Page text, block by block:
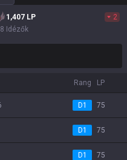
1,407 LP
2
Idézők
Rang LP
D1 75
D1 75
D1 75